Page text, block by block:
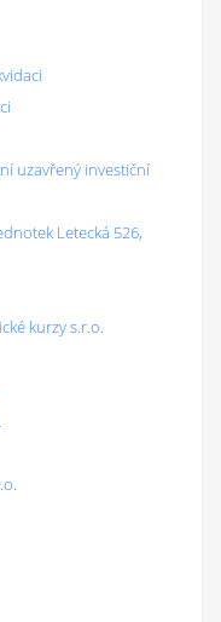
uzavřený investiční
Letecká 526,
kurzy s.r.o.